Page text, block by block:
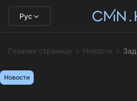
Рус
Главная страница Новости
Новости